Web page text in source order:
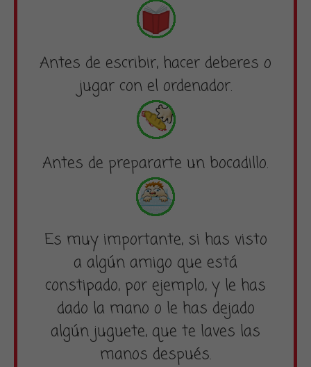
Antes de escribir, hacer deberes o
jugar con el ordenador.
Antes de prepararte un bocadillo.
Es muy importante, si has visto
a algún amigo que está
constipado, por ejemplo, y le has
dado la mano o le has dejado
algún juguete, que te laves las
manos después.